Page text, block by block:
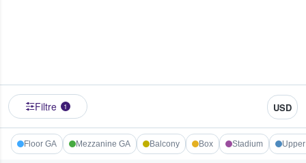
Filtre 1 USD
Floor GA Mezzanine GA Balcony Box Stadium